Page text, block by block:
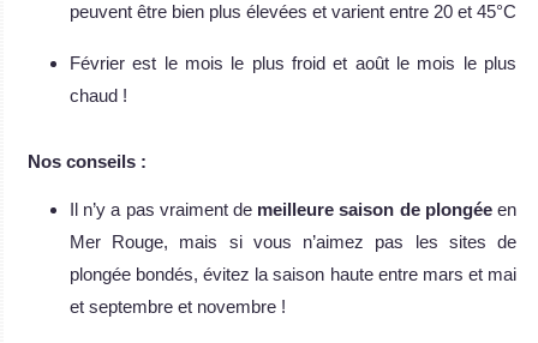
peuvent être bien plus élevées et varient entre 20 et 45°C
Février est le mois le plus froid et août le mois le plus
chaud !
Nos conseils :
Il n’y a pas vraiment de meilleure saison de plongéeen
Mer Rouge, mais si vous n’aimez pas les sites de
plongée bondés, évitez la saison haute entre mars et mai
et septembre et novembre !